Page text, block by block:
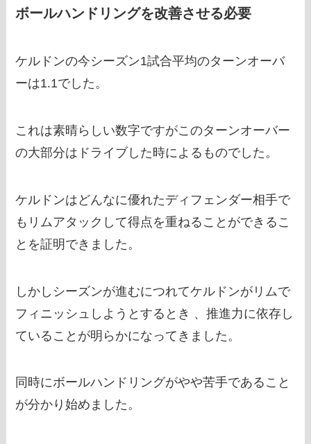
ボールハンドリングを改善させる必要
ケルドンの今シーズン1試合平均のターンオーバ
ーは1.1でした。
これは素晴らしい数字ですがこのターンオーバー
の大部分はドライブした時によるものでした。
ケルドンはどんなに優れたディフェンダー相手で
もリムアタックして得点を重ねることができるこ
とを証明できました。
しかしシーズンが進むにつれてケルドンがリムで
フィニッシュしようとするとき 、推進力に依存し
ていることが明らかになってきました。
同時にボールハンドリングがやや苦手であること
が分かり始めました。